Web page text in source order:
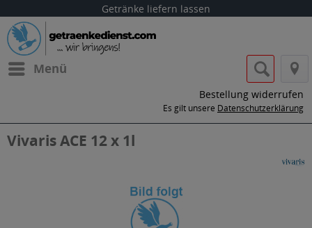
Getränke liefern lassen
Menü
Bestellung widerrufen
Es gilt unsere Datenschutzerklärung
Vivaris ACE 12 x 1l